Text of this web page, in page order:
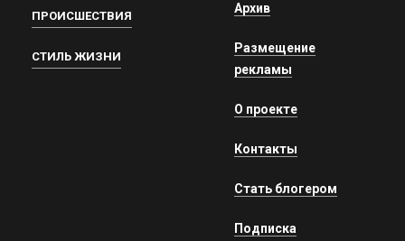
ПРОИСШЕСТВИЯ
СТИЛЬ ЖИЗНИ
Архив
Размещение
рекламы
О проекте
Контакты
Стать блогером
Подписка